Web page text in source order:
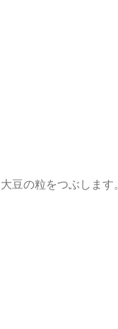
豆の粒をつぶします。